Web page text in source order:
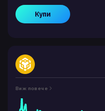
Купи
Виж повече